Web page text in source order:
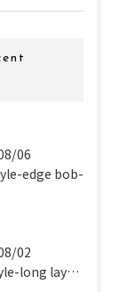
06
edge bob-
02
gueststyle-long layer-